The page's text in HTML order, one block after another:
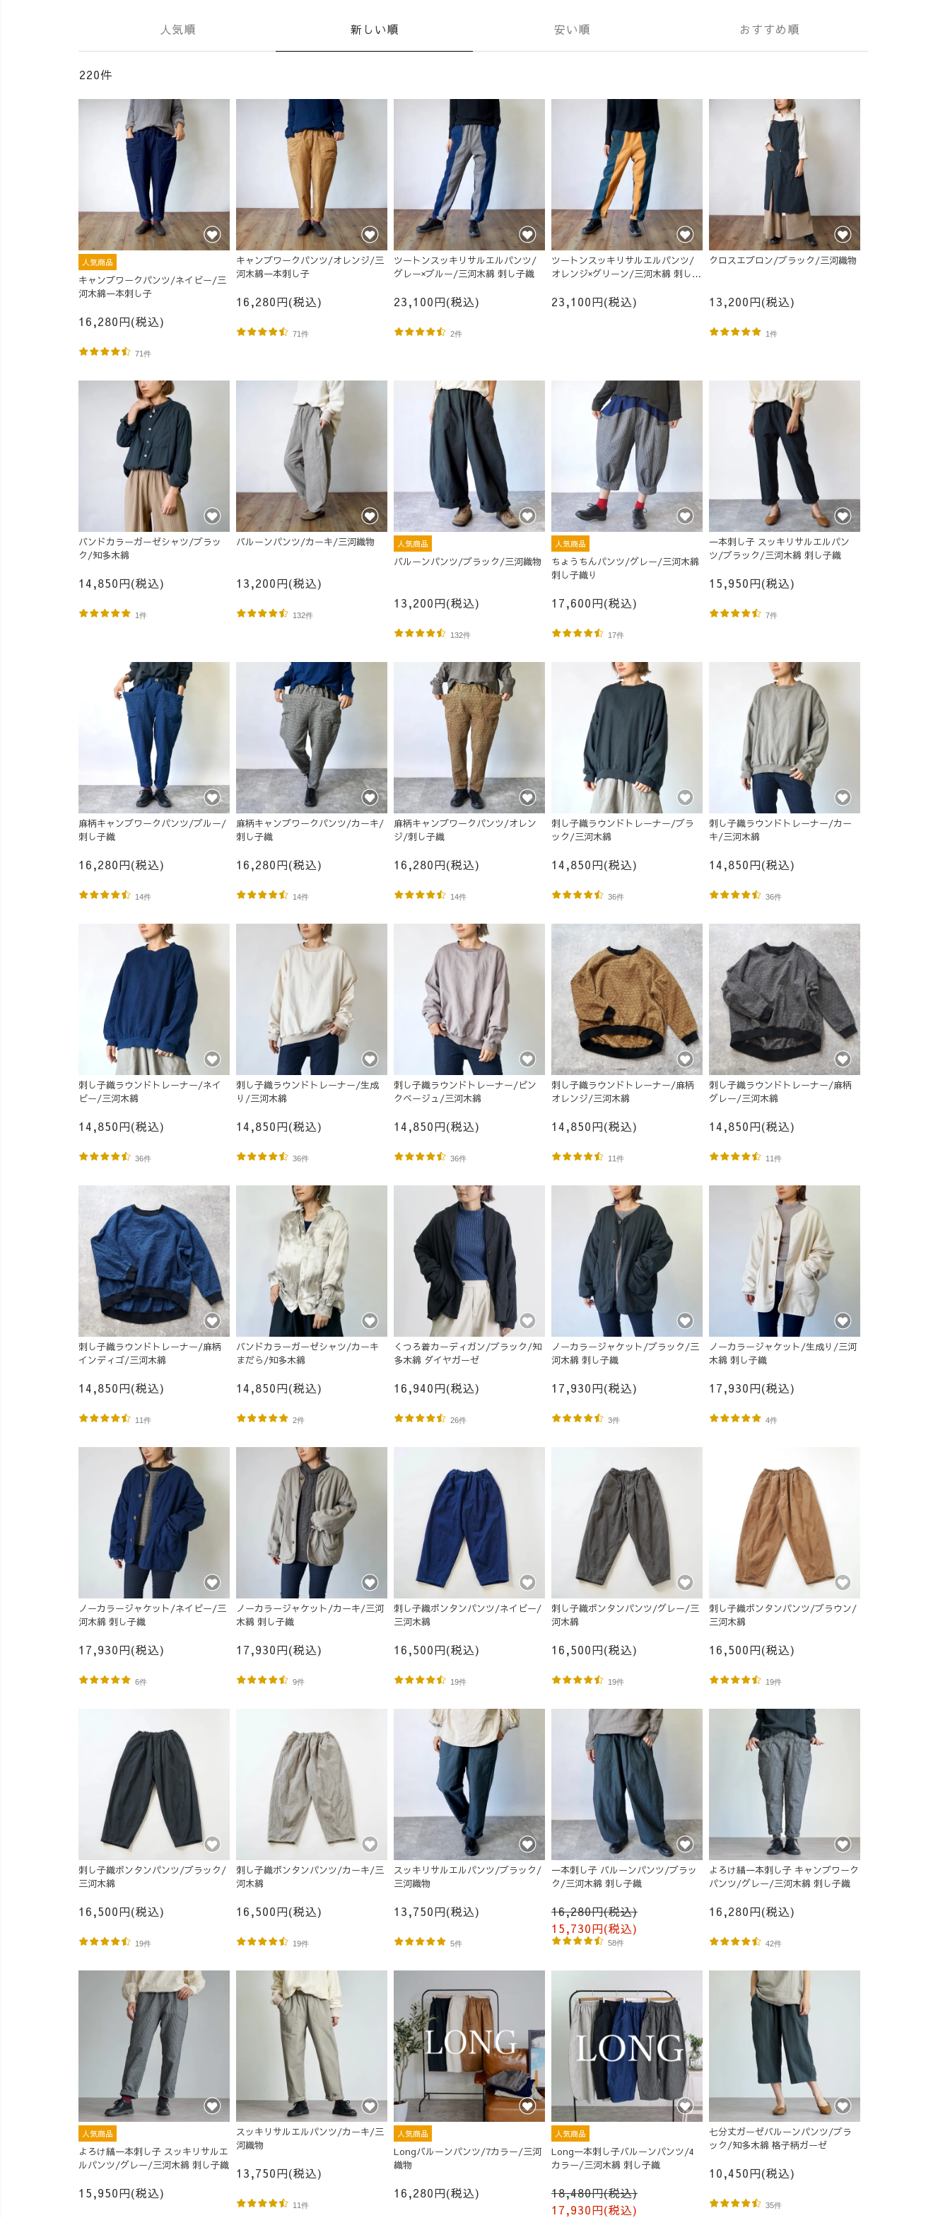
人気順 新しい順 安い順 おすすめ順
220件
人気商品
キャンプワークパンツ/ネイビー/三
河木綿一本刺し子
16,280円(税込)
71件
キャンプワークパンツ/オレンジ/三
河木綿一本刺し子
16,280円(税込)
71件
ツートンスッキリサルエルパンツ/
グレー×ブルー/三河木綿 刺し子織
23,100円(税込)
2件
ツートンスッキリサルエルパンツ/
オレンジ×グリーン/三河木綿 刺し子
23,100円(税込)
クロスエプロン/ブラック/三河織物
13,200円(税込)
1件
バンドカラーガーゼシャツ/ブラッ
ク/知多木綿
14,850円(税込)
1件
バルーンパンツ/カーキ/三河織物
13,200円(税込)
132件
人気商品
バルーンパンツ/ブラック/三河織物
13,200円(税込)
132件
人気商品
ちょうちんパンツ/グレー/三河木綿
刺し子織り
17,600円(税込)
17件
一本刺し子 スッキリサルエルパン
ツ/ブラック/三河木綿 刺し子織
15,950円(税込)
7件
麻柄キャンプワークパンツ/ブルー/
刺し子織
16,280円(税込)
14件
麻柄キャンプワークパンツ/カーキ/
刺し子織
16,280円(税込)
14件
麻柄キャンプワークパンツ/オレン
ジ/刺し子織
16,280円(税込)
14件
刺し子織ラウンドトレーナー/ブラ
ック/三河木綿
14,850円(税込)
36件
刺し子織ラウンドトレーナー/カー
キ/三河木綿
14,850円(税込)
36件
刺し子織ラウンドトレーナー/ネイ
ビー/三河木綿
14,850円(税込)
36件
刺し子織ラウンドトレーナー/生成
り/三河木綿
14,850円(税込)
36件
刺し子織ラウンドトレーナー/ピン
クベージュ/三河木綿
14,850円(税込)
36件
刺し子織ラウンドトレーナー/麻柄
オレンジ/三河木綿
14,850円(税込)
11件
刺し子織ラウンドトレーナー/麻柄
グレー/三河木綿
14,850円(税込)
11件
刺し子織ラウンドトレーナー/麻柄
インディゴ/三河木綿
14,850円(税込)
11件
バンドカラーガーゼシャツ/カーキ
まだら/知多木綿
14,850円(税込)
2件
くつろ着カーディガン/ブラック/知
多木綿 ダイヤガーゼ
16,940円(税込)
26件
ノーカラージャケット/ブラック/三
河木綿 刺し子織
17,930円(税込)
3件
ノーカラージャケット/生成り/三河
木綿 刺し子織
17,930円(税込)
4件
ノーカラージャケット/ネイビー/三
河木綿 刺し子織
17,930円(税込)
6件
ノーカラージャケット/カーキ/三河
木綿 刺し子織
17,930円(税込)
9件
刺し子織ボンタンパンツ/ネイビー/
三河木綿
16,500円(税込)
19件
刺し子織ボンタンパンツ/グレー/三
河木綿
16,500円(税込)
19件
刺し子織ボンタンパンツ/ブラウン/
三河木綿
16,500円(税込)
19件
刺し子織ボンタンパンツ/ブラック/
三河木綿
16,500円(税込)
19件
刺し子織ボンタンパンツ/カーキ/三
河木綿
16,500円(税込)
19件
スッキリサルエルパンツ/ブラック/
三河織物
13,750円(税込)
5件
一本刺し子 バルーンパンツ/ブラッ
ク/三河木綿 刺し子織
16,280円(税込)
15,730円(税込)
58件
よろけ縞一本刺し子 キャンプワーク
パンツ/グレー/三河木綿 刺し子織
16,280円(税込)
42件
人気商品
よろけ縞一本刺し子 スッキリサルエ
ルパンツ/グレー/三河木綿 刺し子織
15,950円(税込)
スッキリサルエルパンツ/カーキ/三
河織物
13,750円(税込)
11件
人気商品
Longバルーンパンツ/7カラー/三河
織物
16,280円(税込)
人気商品
Long一本刺し子バルーンパンツ/4
カラー/三河木綿 刺し子織
18,480円(税込)
17,930円(税込)
七分丈ガーゼバルーンパンツ/ブラ
ック/知多木綿 格子柄ガーゼ
10,450円(税込)
35件